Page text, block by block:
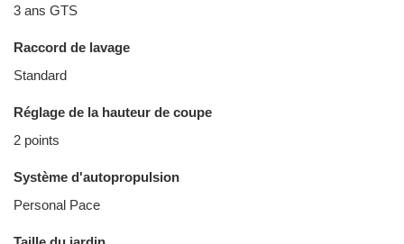
3 ans GTS
Raccord de lavage
Standard
Réglage de la hauteur de coupe
2 points
Système d'autopropulsion
Personal Pace